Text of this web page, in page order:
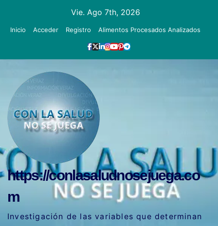
Vie. Ago 7th, 2026
Inicio Acceder Registro Alimentos Procesados Analizados
https://conlasaludnosejuega.co
m
Investigación de las variables que determinan